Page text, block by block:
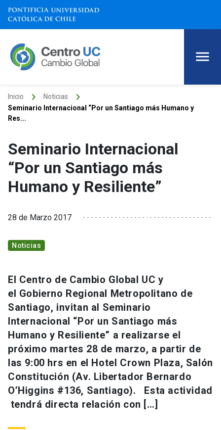
Inicio keyboard_arrow_right Noticias keyboard_arrow_right
Seminario Internacional “Por un Santiago más Humano y
Res...
Seminario Internacional
“Por un Santiago más
Humano y Resiliente”
28 de Marzo 2017
Noticias
El Centro de Cambio Global UC y
el Gobierno Regional Metropolitano de
Santiago, invitan al Seminario
Internacional “Por un Santiago más
Humano y Resiliente” a realizarse el
próximo martes 28 de marzo, a partir de
las 9:00 hrs en el Hotel Crown Plaza, Salón
Constitución (Av. Libertador Bernardo
O’Higgins #136, Santiago). Esta actividad
tendrá directa relación con […]